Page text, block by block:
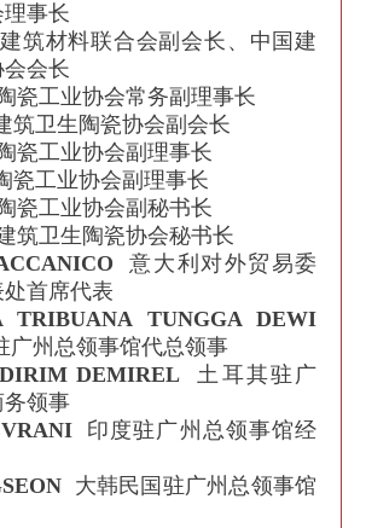
理事长
筑材料联合会副会长、中国建
会长
瓷工业协会常务副理事长
卫生陶瓷协会副会长
瓷工业协会副理事长
工业协会副理事长
瓷工业协会副秘书长
筑卫生陶瓷协会秘书长
意大利对外贸易委
首席代表
TRIBUANA TUNGGA DEWI
广州总领事馆代总领事
DEMIREL 土耳其驻广
领事
印度驻广州总领事馆经
大韩民国驻广州总领事馆